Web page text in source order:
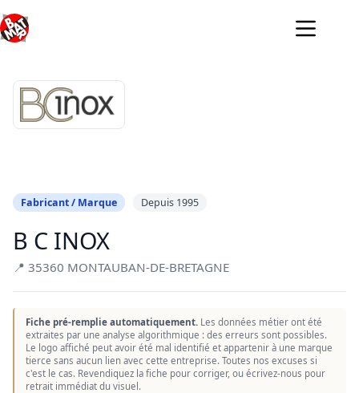
au
contenu
Fabricant / Marque Depuis 1995
B C INOX
📍 35360 MONTAUBAN-DE-BRETAGNE
Fiche pré-remplie automatiquement. Les données métier ont été
extraites par une analyse algorithmique : des erreurs sont possibles.
Le logo affiché peut avoir été mal identifié et appartenir à une marque
tierce sans aucun lien avec cette entreprise. Toutes nos excuses si
c'est le cas. Revendiquez la fiche pour corriger, ou écrivez-nous pour
retrait immédiat du visuel.